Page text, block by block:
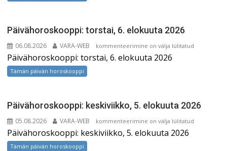
Päivähoroskooppi: torstai, 6. elokuuta 2026
06.08.2026 VARA-WEB
Päivähoroskooppi:
torstai,
kommenteerimine on välja lülitatud
Päivähoroskooppi: torstai, 6. elokuuta 2026
Tämän päivän horoskooppi
Päivähoroskooppi: keskiviikko, 5. elokuuta 2026
05.08.2026 VARA-WEB
Päivähoroskooppi:
keskiviikko,
kommenteerimine on välja lülitatud
Päivähoroskooppi: keskiviikko, 5. elokuuta 2026
Tämän päivän horoskooppi